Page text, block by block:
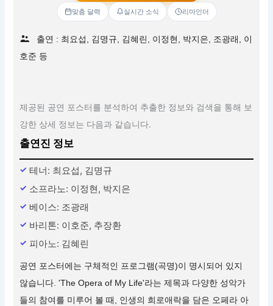
맞춤 달력 실시간 소식 리마인더
출연 : 최요섭, 김명규, 김혜린, 이정현, 박지은, 조광래, 이
호준 등
제공된 공연 포스터를 분석하여 추출한 정보와 검색을 통해 보
강한 상세 정보는 다음과 같습니다.
출연진 정보
테너: 최요섭, 김명규
소프라노: 이정현, 박지은
베이스: 조광래
바리톤: 이호준, 추장환
피아노: 김혜린
공연 포스터에는 구체적인 프로그램(곡명)이 명시되어 있지
않습니다. 'The Opera of My Life'라는 제목과 다양한 성악가
들의 참여를 미루어 볼 때, 인생의 희로애락을 담은 오페라 아